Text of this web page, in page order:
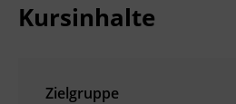
Kursinhalte
Zielgruppe